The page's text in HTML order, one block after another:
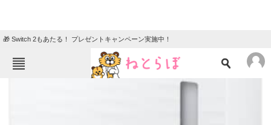
🎁 Switch 2もあたる！ プレゼントキャンペーン実施中！